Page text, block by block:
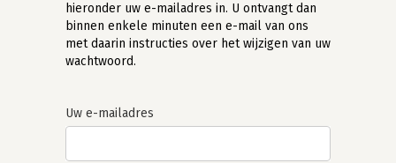
hieronder uw e-mailadres in. U ontvangt dan
binnen enkele minuten een e-mail van ons
met daarin instructies over het wijzigen van uw
wachtwoord.
Uw e-mailadres